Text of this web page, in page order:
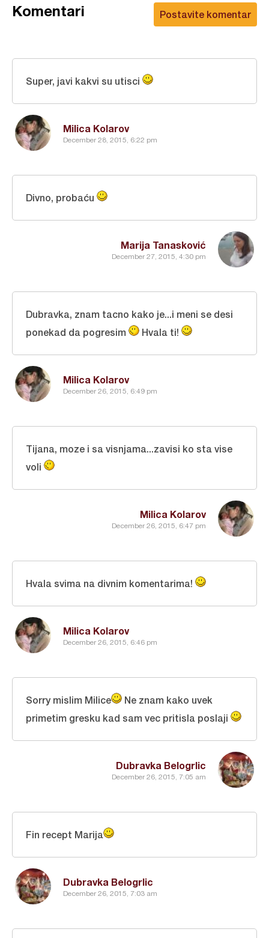
Postavite komentar
Komentari
Milica Kolarov
December 28, 2015, 6:22 pm
Super, javi kakvi su utisci
Marija Tanasković
December 27, 2015, 4:30 pm
Divno, probaću
Milica Kolarov
December 26, 2015, 6:49 pm
Dubravka, znam tacno kako je...i meni se desi
ponekad da pogresim
Hvala ti!
Milica Kolarov
December 26, 2015, 6:47 pm
Tijana, moze i sa visnjama...zavisi ko sta vise
voli
Milica Kolarov
December 26, 2015, 6:46 pm
Hvala svima na divnim komentarima!
Dubravka Belogrlic
December 26, 2015, 7:05 am
Sorry mislim Milice
Ne znam kako uvek
primetim gresku kad sam vec pritisla poslaji
Dubravka Belogrlic
December 26, 2015, 7:03 am
Fin recept Marija